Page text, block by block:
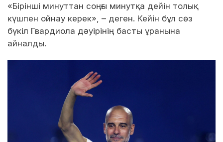
«Бірінші минуттан соңғы минутқа дейін толық
күшпен ойнау керек», – деген. Кейін бұл сөз
бүкіл Гвардиола дәуірінің басты ұранына
айналды.